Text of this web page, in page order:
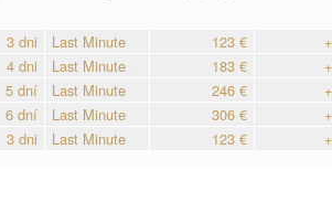
3 dni Last Minute 123 €
4 dni Last Minute 183 €
5 dní Last Minute 246 €
6 dní Last Minute 306 €
3 dni Last Minute 123 €